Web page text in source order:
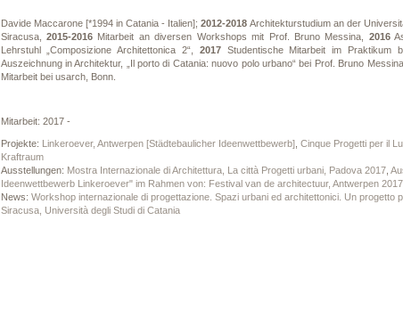
Davide Maccarone [*1994 in Catania - Italien];2012-2018 Architekturstudium an der
Siracusa, 2015-2016Mitarbeit an diversen Workshops mit Prof. Bruno Messina, 2016
Lehrstuhl „Composizione Architettonica 2“, 2017Studentische Mitarbeit im Praktikum
Auszeichnung in Architektur, „Il porto di Catania: nuovo polo urbano“ bei Prof. Bruno
Mitarbeit bei usarch, Bonn.
Mitarbeit: 2017 -
Projekte: Linkeroever, Antwerpen [Städtebaulicher Ideenwettbewerb], Cinque Progetti per il
Kraftraum
Ausstellungen: Mostra Internazionale di Architettura, La città Progetti urbani, Padova 2017,
Ideenwettbewerb Linkeroever" im Rahmen von: Festival van de architectuur, Antwerpen 2017
News: Workshop internazionale di progettazione. Spazi urbani ed architettonici. Un progetto
Siracusa, Università degli Studi di Catania